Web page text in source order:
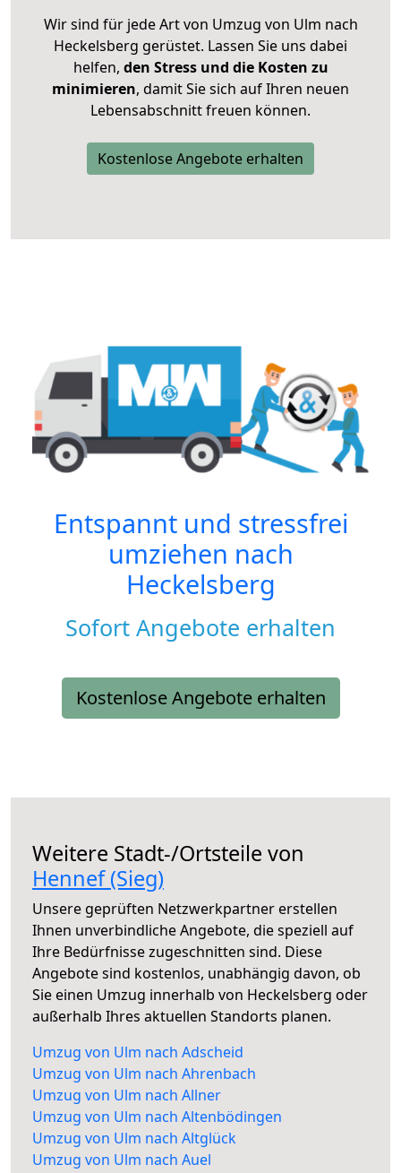
Wir sind für jede Art von Umzug von Ulm nach
Heckelsberg gerüstet. Lassen Sie uns dabei
helfen, den Stress und die Kosten zu
minimieren, damit Sie sich auf Ihren neuen
Lebensabschnitt freuen können.
Kostenlose Angebote erhalten
Entspannt und stressfrei
umziehen nach
Heckelsberg
Sofort Angebote erhalten
Kostenlose Angebote erhalten
Weitere Stadt-/Ortsteile von
Hennef (Sieg)
Unsere geprüften Netzwerkpartner erstellen
Ihnen unverbindliche Angebote, die speziell auf
Ihre Bedürfnisse zugeschnitten sind. Diese
Angebote sind kostenlos, unabhängig davon, ob
Sie einen Umzug innerhalb von Heckelsberg oder
außerhalb Ihres aktuellen Standorts planen.
Umzug von Ulm nach Adscheid
Umzug von Ulm nach Ahrenbach
Umzug von Ulm nach Allner
Umzug von Ulm nach Altenbödingen
Umzug von Ulm nach Altglück
Umzug von Ulm nach Auel